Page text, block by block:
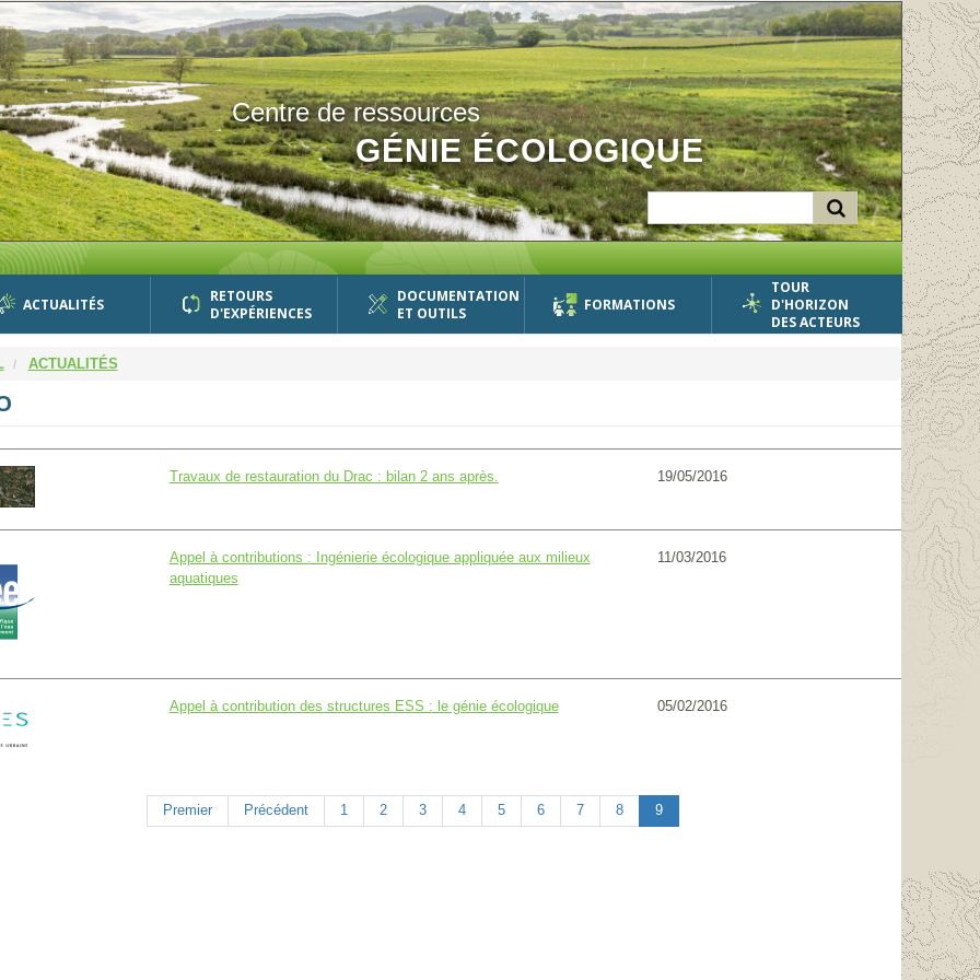
Centre de ressources
GÉNIE ÉCOLOGIQUE
ACTUALITÉS
RETOURS
D'EXPÉRIENCES
DOCUMENTATION
ET OUTILS
FORMATIONS
TOUR
D'HORIZON
DES ACTEURS
ACTUALITÉS
Travaux de restauration du Drac : bilan 2 ans après. 19/05/2016
Appel à contributions : Ingénierie écologique appliquée aux milieux
aquatiques
11/03/2016
Appel à contribution des structures ESS : le génie écologique 05/02/2016
Premier Précédent 1 2 3 4 5 6 7 8 9